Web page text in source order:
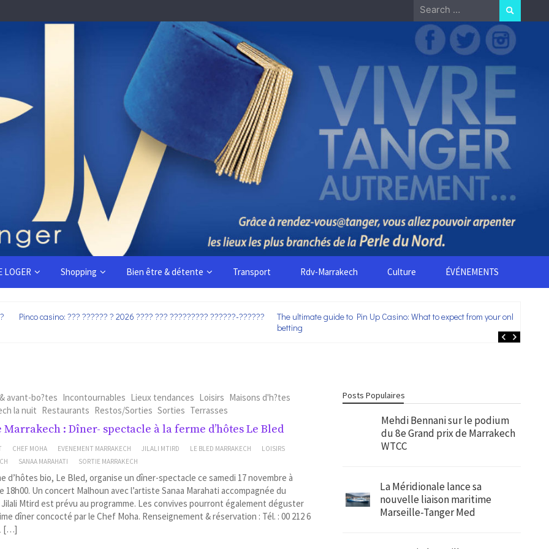
Search
for:
LOGER Shopping Bien être & détente Transport Rdv-Marrakech Culture ÉVÉNEMENTS
Pinco casino: ??? ?????? ? 2026 ???? ??? ????????? ??????-??????
The ultimate guide to Pin Up Casino: What to expect from your online
betting
avant-bo?tes Incontournables Lieux tendances Loisirs Maisons d'h?tes
la nuit Restaurants Restos/Sorties Sorties Terrasses
Marrakech : Dîner- spectacle à la ferme d’hôtes Le Bled
CHEF MOHA EVENEMENT MARRAKECH JILALI MTIRD LE BLED MARRAKECH
LOISIRS
SANAA MARAHATI SORTIE MARRAKECH
d’hôtes bio, Le Bled, organise un dîner-spectacle ce samedi 17 novembre à
18h00. Un concert Malhoun avec l’artiste Sanaa Marahati accompagnée du
Mtird est prévu au programme. Les convives pourront également déguster
dîner concocté par le Chef Moha. Renseignement & réservation : Tél. : 00 212 6
[…]
Posts Populaires
Mehdi Bennani sur le podium
du 8e Grand prix de Marrakech
WTCC
La Méridionale lance sa
nouvelle liaison maritime
Marseille-Tanger Med